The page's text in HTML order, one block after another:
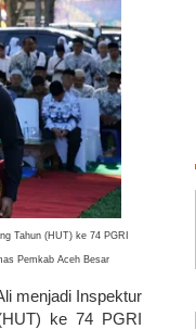
Tahun (HUT) ke 74 PGRI
Pemkab Aceh Besar
menjadi Inspektur
ke 74 PGRI